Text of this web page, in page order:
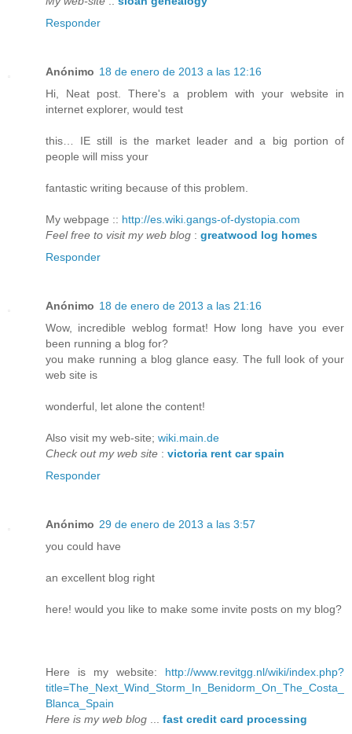
Responder
Anónimo 18 de enero de 2013 a las 12:16
Hi, Neat post. There's a problem with your website in
internet explorer, would test
this… IE still is the market leader and a big portion of
people will miss your
fantastic writing because of this problem.
My webpage :: http://es.wiki.gangs-of-dystopia.com
Feel free to visit my web blog : greatwood log homes
Responder
Anónimo 18 de enero de 2013 a las 21:16
Wow, incredible weblog format! How long have you ever
been running a blog for?
you make running a blog glance easy. The full look of your
web site is
wonderful, let alone the content!
Also visit my web-site; wiki.main.de
Check out my web site : victoria rent car spain
Responder
Anónimo 29 de enero de 2013 a las 3:57
you could have
an excellent blog right
here! would you like to make some invite posts on my blog?
Here is my website: http://www.revitgg.nl/wiki/index.php?
title=The_Next_Wind_Storm_In_Benidorm_On_The_Costa_
Blanca_Spain
Here is my web blog
fast credit card processing